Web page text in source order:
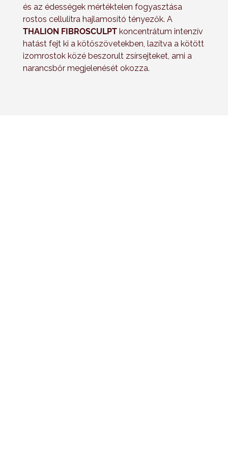
és az édességek mértéktelen fogyasztása
rostos cellulitra hajlamosító tényezők. A
THALION FIBROSCULPTkoncentrátum intenzív
hatást fejt ki a kötőszövetekben, lazítva a kötött
izomrostok közé beszorult zsírsejteket, ami a
narancsbőr megjelenését okozza.